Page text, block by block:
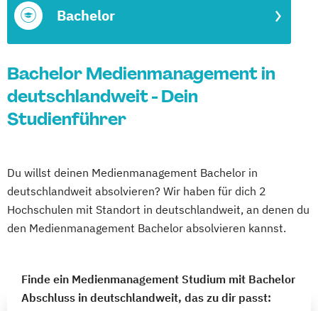
Bachelor
Bachelor Medienmanagement in
deutschlandweit - Dein
Studienführer
Du willst deinen Medienmanagement Bachelor in
deutschlandweit absolvieren? Wir haben für dich 2
Hochschulen mit Standort in deutschlandweit, an denen du
den Medienmanagement Bachelor absolvieren kannst.
Finde ein Medienmanagement Studium mit Bachelor
Abschluss in deutschlandweit, das zu dir passt: